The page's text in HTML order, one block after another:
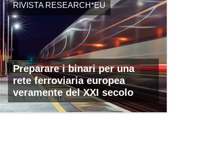
RIVISTA RESEARCH*EU
Preparare i binari per una
rete ferroviaria europea
veramente del XXI secolo
N. 72, MAGGIO 2018